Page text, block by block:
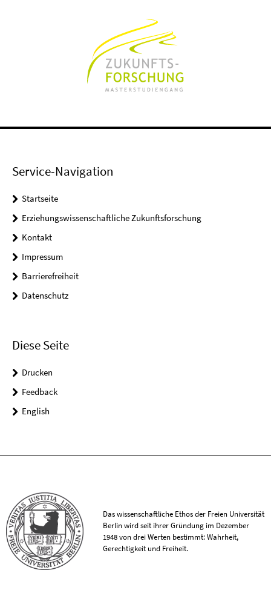
Service-Navigation
Startseite
Erziehungswissenschaftliche Zukunftsforschung
Kontakt
Impressum
Barrierefreiheit
Datenschutz
Diese Seite
Drucken
Feedback
English
Das wissenschaftliche Ethos der Freien Universität
Berlin wird seit ihrer Gründung im Dezember
1948 von drei Werten bestimmt: Wahrheit,
Gerechtigkeit und Freiheit.